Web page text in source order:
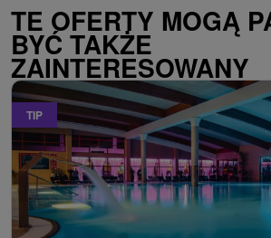
TE OFERTY MOGĄ
BYĆ TAKŻE
ZAINTERESOWANY
TIP